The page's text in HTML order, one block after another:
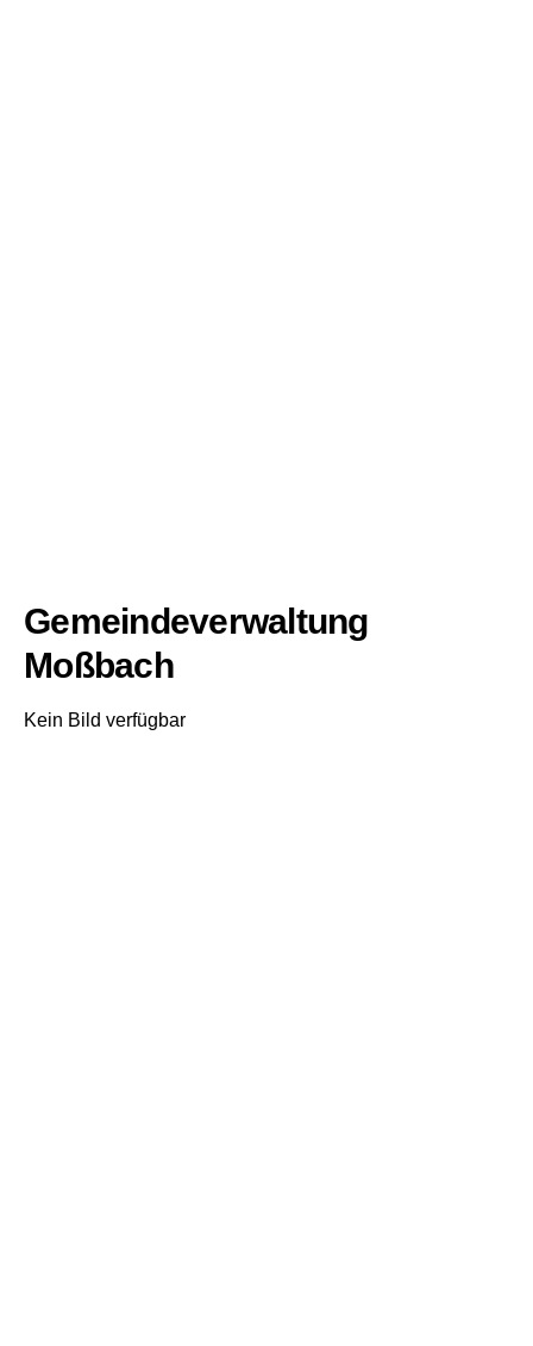
Gemeindeverwaltung
Moßbach
Kein Bild verfügbar